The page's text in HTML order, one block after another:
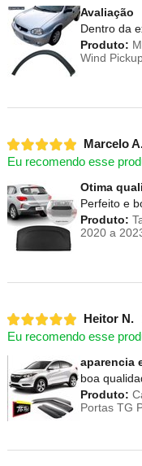
Avaliação
Dentro da
Produto:
Wind
Marcelo
Eu recomendo esse
Otima
Perfeito e
Produto:
2020 a
Heitor N.
Eu recomendo esse
aparencia
boa
Produto:
Portas TG